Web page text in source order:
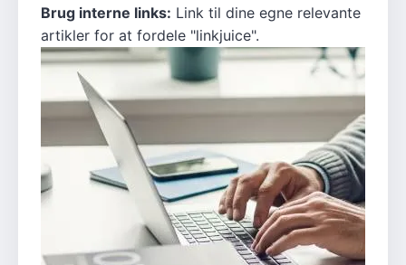
Brug interne links: Link til dine egne relevante
artikler for at fordele "linkjuice".